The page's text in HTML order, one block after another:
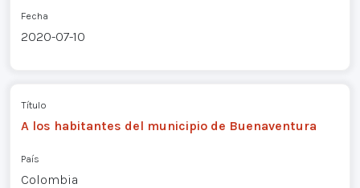
Fecha
2020-07-10
Título
A los habitantes del municipio de Buenaventura
País
Colombia